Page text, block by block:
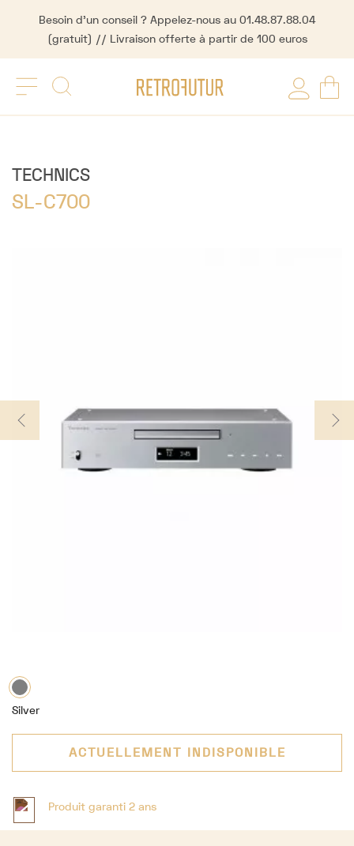
Besoin d'un conseil ? Appelez-nous au 01.48.87.88.04
(gratuit) // Livraison offerte à partir de 100 euros
TECHNICS
SL-C700
Silver
ACTUELLEMENT INDISPONIBLE
Produit garanti 2 ans